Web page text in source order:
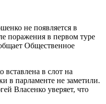
не появляется в
поражения в первом туре
Общественное
вставлена ​​в слот на
в парламенте не заметили.
Власенко уверяет, что